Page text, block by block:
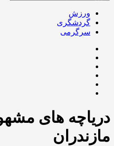
ورزش
گردشگری
سرگرمی
دریاچه های
مازندران